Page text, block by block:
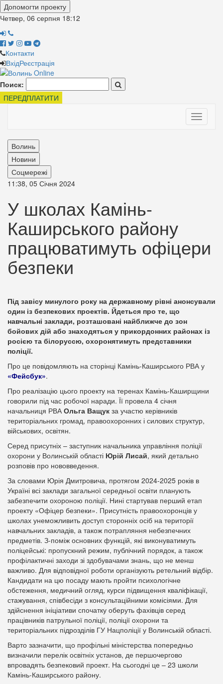
Допомогти проекту
Четвер, 06 серпня 18:12
Контакти
ВхідРеєстрація
Поиск:
ПЕРЕДПЛАТИТИ
Toggle
Волинь
Новини
Соцмережі
11:38, 05 Січня 2024
У школах Камінь-
Каширського району
працюватимуть офіцери
безпеки
Під завісу минулого року на державному рівні анонсували
один із безпекових проектів. Йдеться про те, що
навчальні заклади, розташовані найближче до зон
бойових дій або знаходяться у прикордонних районах із
росією та білоруссю, охоронятимуть представники
поліції.
Про це повідомляють на сторінці Камінь-Каширського РВА у
«Фейсбук».
Про реалізацію цього проекту на теренах Камінь-Каширщини
говорили під час робочої наради. Її провела 4 січня
начальниця РВАОльга Ващук за участю керівників
територіальних громад, правоохоронних і силових структур,
військових, освітян.
Серед присутніх – заступник начальника управління поліції
охорони у Волинській області Юрій Лисай, який детально
розповів про нововведення.
За словами Юрія Дмитровича, протягом 2024-2025 років в
Україні всі заклади загальної середньої освіти планують
забезпечити охороною поліції. Нині стартував перший етап
проекту «Офіцер безпеки». Присутність правоохоронців у
школах унеможливить доступ сторонніх осіб на території
навчальних закладів, а також потрапляння небезпечних
предметів. З-поміж основних функцій, які виконуватимуть
поліцейські: пропускний режим, публічний порядок, а також
профілактичні заходи зі здобувачами знань, що не менш
важливо. Для відповідної роботи організують ретельний відбір.
Кандидати на цю посаду мають пройти психологічне
обстеження, медичний огляд, курси підвищення кваліфікації,
стажування, співбесіди з консультаційними комісіями. Для
здійснення ініціативи спочатку оберуть фахівців серед
працівників патрульної поліції, поліції охорони та
територіальних підрозділів ГУ Нацполіції у Волинській області.
Варто зазначити, що профільні міністерства попередньо
визначили перелік освітніх установ, де першочергово
впровадять безпековий проект. На сьогодні це – 23 школи
Камінь-Каширського району.